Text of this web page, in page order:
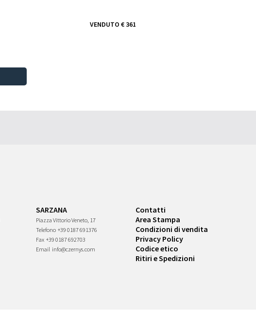
VENDUTO € 361
SARZANA
Piazza Vittorio Veneto, 17
Telefono +39 0187 691376
Fax +39 0187 692703
Email info@czernys.com
Contatti
Area Stampa
Condizioni di vendita
Privacy Policy
Codice etico
Ritiri e Spedizioni